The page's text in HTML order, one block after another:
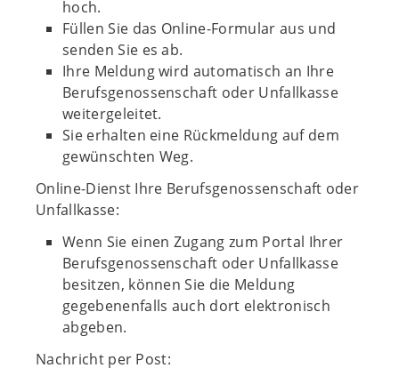
hoch.
Füllen Sie das Online-Formular aus und
senden Sie es ab.
Ihre Meldung wird automatisch an Ihre
Berufsgenossenschaft oder Unfallkasse
weitergeleitet.
Sie erhalten eine Rückmeldung auf dem
gewünschten Weg.
Online-Dienst Ihre Berufsgenossenschaft oder
Unfallkasse:
Wenn Sie einen Zugang zum Portal Ihrer
Berufsgenossenschaft oder Unfallkasse
besitzen, können Sie die Meldung
gegebenenfalls auch dort elektronisch
abgeben.
Nachricht per Post: